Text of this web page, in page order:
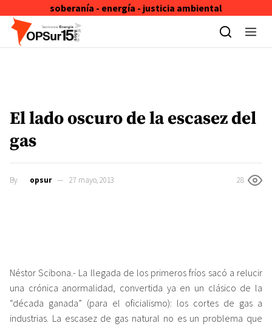
soberanía - energía - justicia ambiental
Skip to content
El lado oscuro de la escasez del
gas
By opsur 27 mayo, 2013 28
Néstor Scibona.- La llegada de los primeros fríos sacó a relucir
una crónica anormalidad, convertida ya en un clásico de la
“década ganada” (para el oficialismo): los cortes de gas a
industrias. La escasez de gas natural no es un problema que